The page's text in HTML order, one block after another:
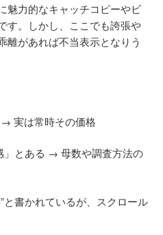
魅力的なキャッチコピーやビ
す。しかし、ここでも誇張や
離があれば不当表示となりう
実は常時その価格
とある → 母数や調査方法の
書かれているが、スクロール